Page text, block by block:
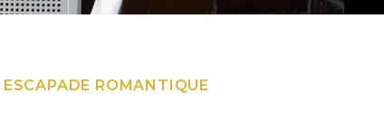
ESCAPADE ROMANTIQUE